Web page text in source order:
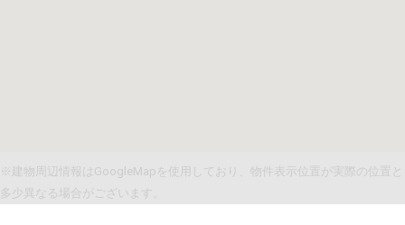
※建物周辺情報はGoogleMapを使用しており、物件表示位置が実際の位置と
多少異なる場合がございます。